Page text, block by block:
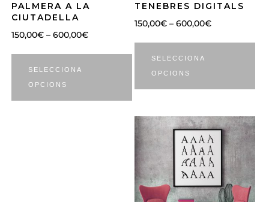
PALMERA A LA
CIUTADELLA
150,00€ – 600,00€
SELECCIONA
OPCIONS
TENEBRES DIGITALS
150,00€ – 600,00€
SELECCIONA
OPCIONS